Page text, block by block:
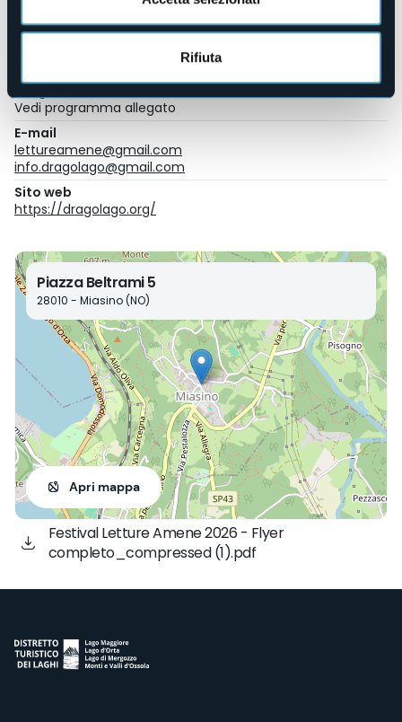
Rifiuta
Luogo dell'evento
Vedi programma allegato
E-mail
lettureamene@gmail.com
info.dragolago@gmail.com
Sito web
https://dragolago.org/
Piazza Beltrami 5
28010 - Miasino (NO)
Apri mappa
Festival Letture Amene 2026 - Flyer
completo_compressed (1).pdf